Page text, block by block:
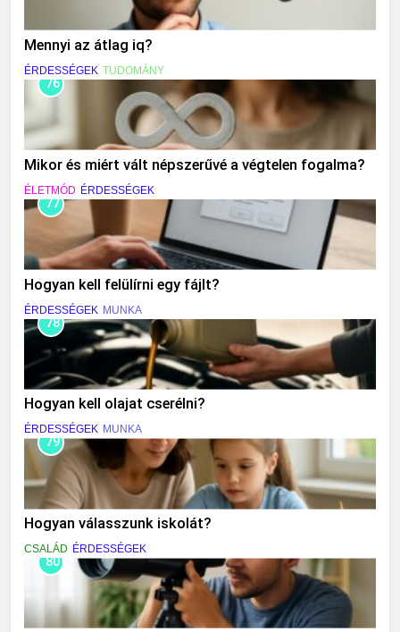
Mennyi az átlag iq?
ÉRDESSÉGEK TUDOMÁNY
76
Mikor és miért vált népszerűvé a végtelen fogalma?
ÉLETMÓD ÉRDESSÉGEK
77
Hogyan kell felülírni egy fájlt?
ÉRDESSÉGEK MUNKA
78
Hogyan kell olajat cserélni?
ÉRDESSÉGEK MUNKA
79
Hogyan válasszunk iskolát?
CSALÁD ÉRDESSÉGEK
80